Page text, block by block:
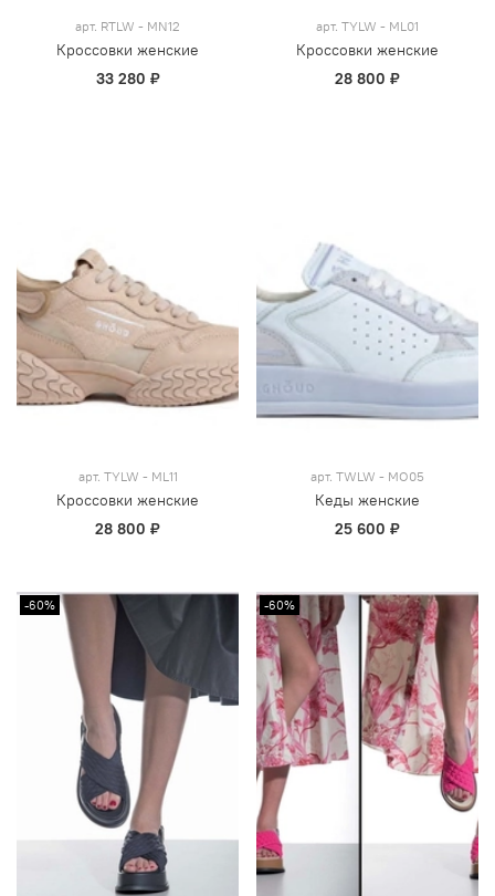
арт. RTLW - MN12
Кроссовки женские
33 280 ₽
арт. TYLW - ML01
Кроссовки женские
28 800 ₽
арт. TYLW - ML11
Кроссовки женские
28 800 ₽
арт. TWLW - MO05
Кеды женские
25 600 ₽
-60% -60%